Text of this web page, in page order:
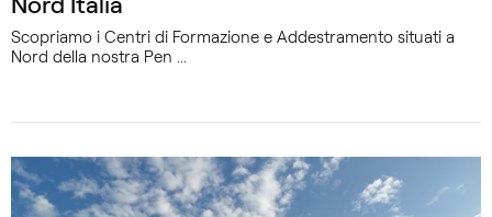
Scopriamo i Centri di Formazione e Addestramento situati a
Nord della nostra Pen ...